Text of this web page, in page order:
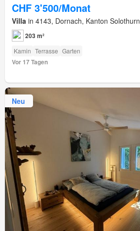
CHF 3'500/Monat
Villa in 4143, Dornach, Kanton Solothurn
203 m²
Kamin Terrasse Garten
Vor 17 Tagen
Neu